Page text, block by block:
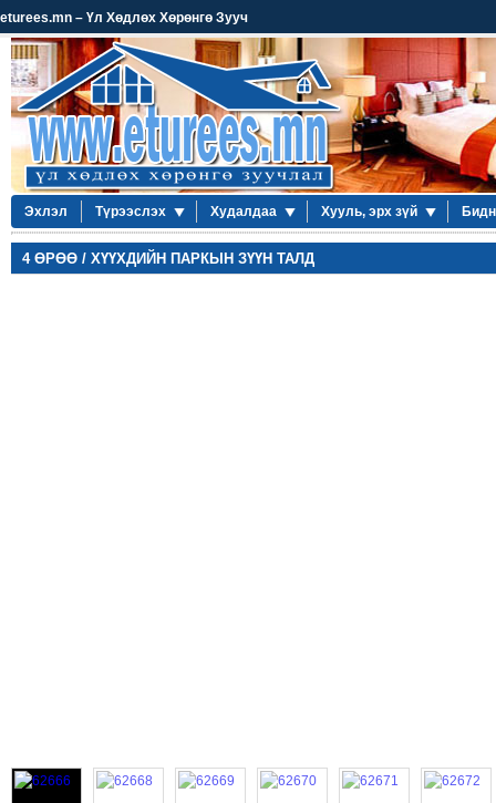
eturees.mn – Үл Хөдлөх Хөрөнгө Зууч
Эхлэл Түрээслэх Худалдаа Хууль, эрх зүй
4 ӨРӨӨ / ХҮҮХДИЙН ПАРКЫН ЗҮҮН ТАЛД